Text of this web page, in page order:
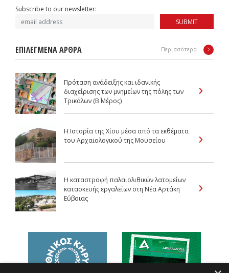
Subscribe to our newsletter:
SUBMIT
ΕΠΙΛΕΓΜΕΝΑ ΑΡΘΡΑ Περισσότερα
Πρόταση ανάδειξης και ιδανικής
διαχείρισης των μνημείων της πόλης των
Τρικάλων (Β΄ Μέρος)
Η Ιστορία της Χίου μέσα από τα εκθέματα
του Αρχαιολογικού της Μουσείου
Η καταστροφή παλαιολιθικών λατομείων
κατασκευής εργαλείων στη Νέα Αρτάκη
Εύβοιας